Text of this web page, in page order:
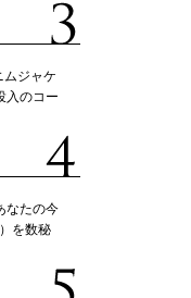
ムジャケ
入のコー
なたの今
を数秘